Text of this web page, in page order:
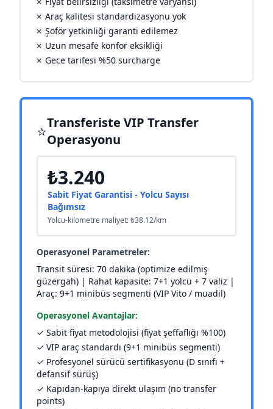
✗ Araç kalitesi standardizasyonu yok
✗ Şoför yetkinliği garanti edilemez
✗ Uzun mesafe konfor eksikliği
✗ Gece tarifesi %50 surcharge
⭐Transferiste VIP Transfer
Operasyonu
₺3.240
Sabit Fiyat Garantisi - Yolcu Sayısı
Bağımsız
Yolcu-kilometre maliyet: ₺38.12/km
Operasyonel Parametreler:
Transit süresi: 70 dakika (optimize edilmiş
güzergah) | Rahat kapasite: 7+1 yolcu + 7 valiz |
Araç: 9+1 minibüs segmenti (VIP Vito / muadil)
Operasyonel Avantajlar:
✓ Sabit fiyat metodolojisi (fiyat şeffaflığı %100)
✓ VIP araç standardı (9+1 minibüs segmenti)
✓ Profesyonel sürücü sertifikasyonu (D sınıfı +
defansif sürüş)
✓ Kapıdan-kapıya direkt ulaşım (no transfer
points)